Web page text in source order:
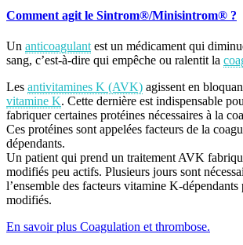
Comment agit le Sintrom®/Minisintrom® ?
Un anticoagulant est un médicament qui
sang, c’est-à-dire qui empêche ou ralentit la
Les antivitamines K (AVK) agissent en
vitamine K. Cette dernière est indispensable
fabriquer certaines protéines nécessaires à la
Ces protéines sont appelées facteurs de la
dépendants.
Un patient qui prend un traitement AVK
modifiés peu actifs. Plusieurs jours sont
l’ensemble des facteurs vitamine K-
modifiés.
En savoir plus Coagulation et thrombose.